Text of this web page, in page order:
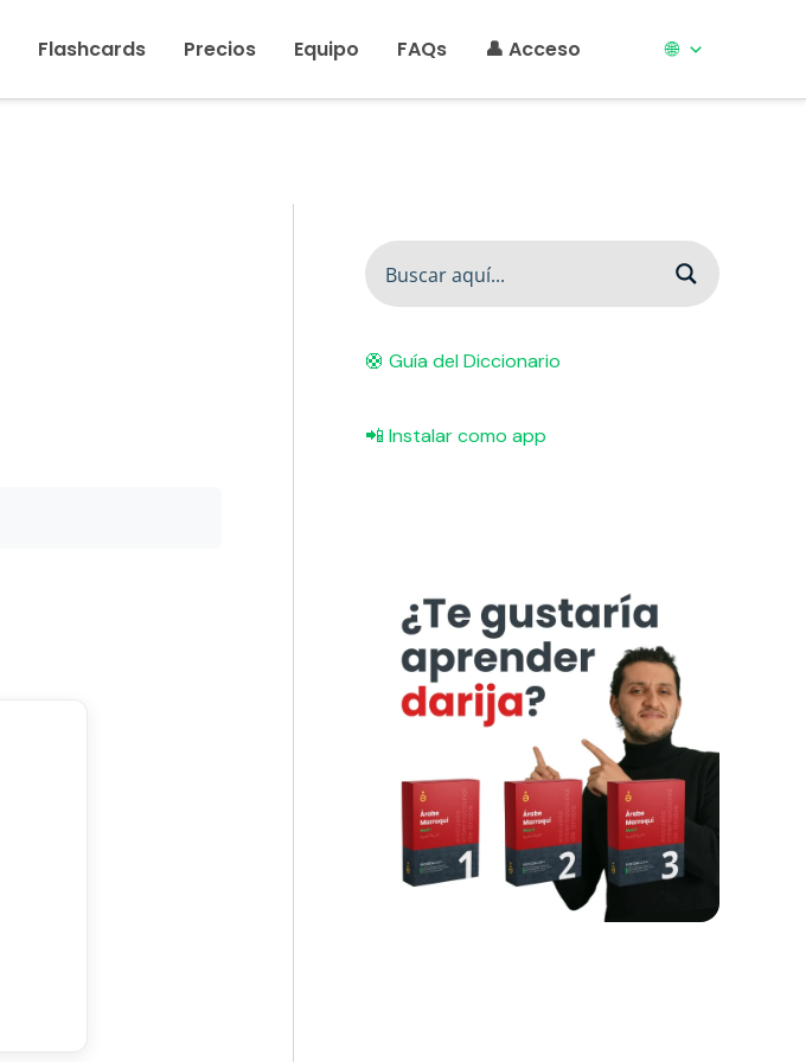
Flashcards Precios Equipo FAQs 👤 Acceso 🌐
🛟 Guía del Diccionario
📲 Instalar como app